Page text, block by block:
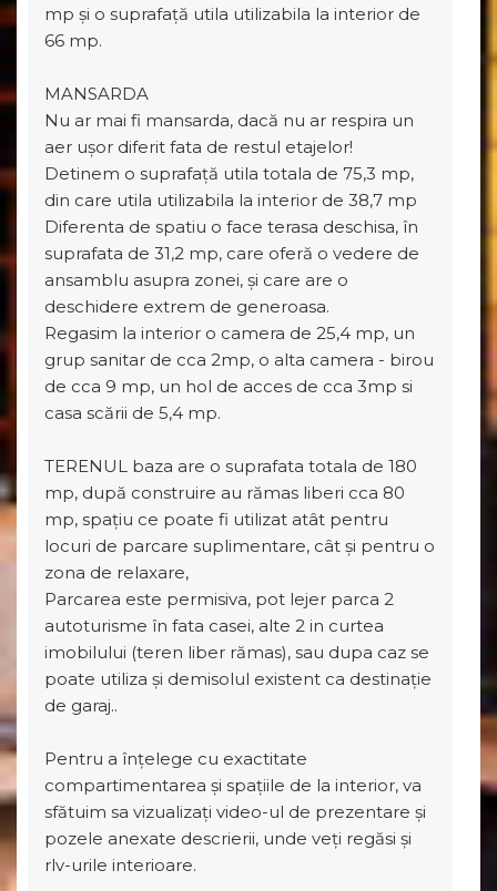
mp și o suprafață utila utilizabila la interior de
66 mp.
MANSARDA
Nu ar mai fi mansarda, dacă nu ar respira un
aer ușor diferit fata de restul etajelor!
Detinem o suprafață utila totala de 75,3 mp,
din care utila utilizabila la interior de 38,7 mp
Diferenta de spatiu o face terasa deschisa, în
suprafata de 31,2 mp, care oferă o vedere de
ansamblu asupra zonei, și care are o
deschidere extrem de generoasa.
Regasim la interior o camera de 25,4 mp, un
grup sanitar de cca 2mp, o alta camera - birou
de cca 9 mp, un hol de acces de cca 3mp si
casa scării de 5,4 mp.
TERENUL baza are o suprafata totala de 180
mp, după construire au rămas liberi cca 80
mp, spațiu ce poate fi utilizat atât pentru
locuri de parcare suplimentare, cât și pentru o
zona de relaxare,
Parcarea este permisiva, pot lejer parca 2
autoturisme în fata casei, alte 2 in curtea
imobilului (teren liber rămas), sau dupa caz se
poate utiliza și demisolul existent ca destinație
de garaj..
Pentru a înțelege cu exactitate
compartimentarea și spațiile de la interior, va
sfătuim sa vizualizați video-ul de prezentare și
pozele anexate descrierii, unde veți regăsi și
rlv-urile interioare.